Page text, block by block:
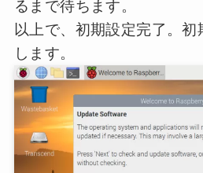
るまで待ちます。
以上で、初期設定完了。初
します。